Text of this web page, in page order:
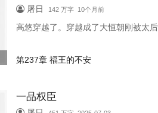
屠日 142 万字 10个月前
高悠穿越了。穿越成了大恒朝刚被太
第237章 福王的不安
一品权臣